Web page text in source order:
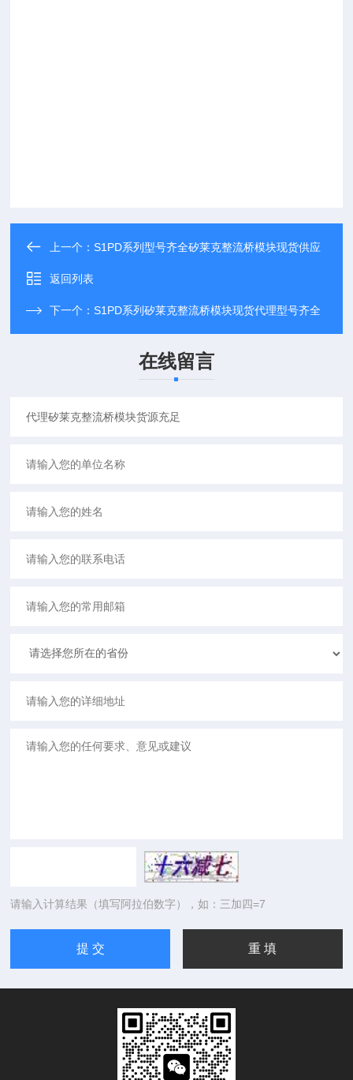
上一个：S1PD系列型号齐全矽莱克整流桥模块现货供应
返回列表
下一个：S1PD系列矽莱克整流桥模块现货代理型号齐全
在线留言
请输入计算结果（填写阿拉伯数字），如：三加四=7